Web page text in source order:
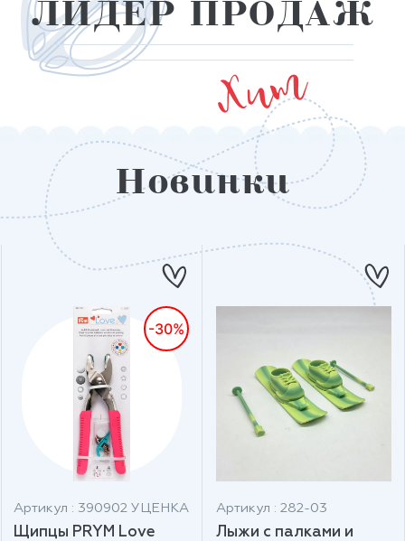
ЛИДЕР ПРОДАЖ
Хит
Новинки
-30%
Артикул : 390902 УЦЕНКА
Щипцы PRYM Love
Артикул : 282-03
Лыжи с палками и